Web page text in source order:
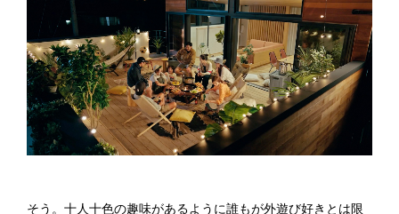
そう。十人十色の趣味があるように誰もが外遊び好きとは限